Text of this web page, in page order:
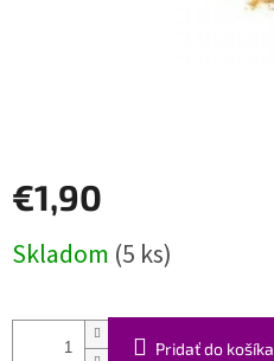
€1,90
cena:
Skladom (5 ks)
Pridať do košíka